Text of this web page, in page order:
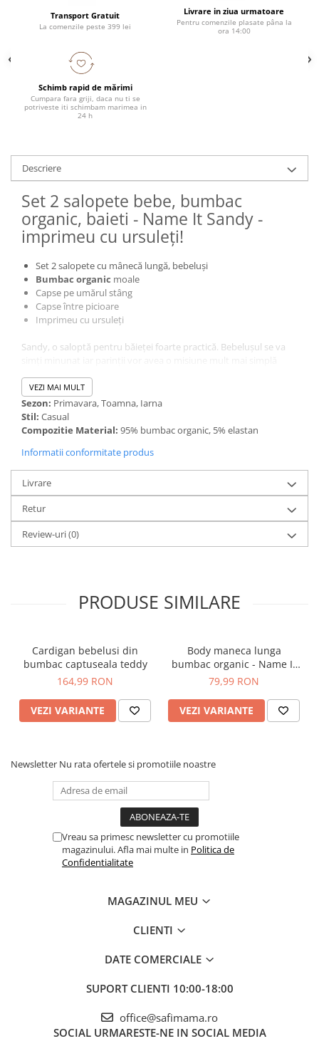
Transport Gratuit
La comenzile peste 399 lei
Livrare in ziua urmatoare
Pentru comenzile plasate pâna la
ora 14:00
Schimb rapid de mărimi
Cumpara fara griji, daca nu ti se
potriveste iti schimbam marimea in
24 h
Descriere
Set 2 salopete bebe, bumbac
organic, baieti - Name It Sandy -
imprimeu cu ursuleți!
Set 2 salopete cu mânecă lungă, bebeluși
Bumbac organic moale
Capse pe umărul stâng
Capse între picioare
Imprimeu cu ursuleți
Sandy, o saloptă pentru băieței foarte practică. Bebelușul se va
piciorușe. Pe umăr are prevăzute capse pentru a ușura
îmbrăcarea.
VEZI MAI MULT
Sezon: Primavara, Toamna, Iarna
Stil: Casual
Compozitie Material: 95% bumbac organic, 5% elastan
Informatii conformitate produs
Livrare
Retur
Review-uri(0)
PRODUSE SIMILARE
Cardigan bebelusi din
bumbac captuseala teddy
164,99 RON
VEZI VARIANTE
Body maneca lunga
bumbac organic - Name It
Nillo
79,99 RON
VEZI VARIANTE
Newsletter Nu rata ofertele si promotiile noastre
Vreau sa primesc newsletter cu promotiile
magazinului. Afla mai multe in Politica de
Confidentialitate
MAGAZINUL MEU
CLIENTI
DATE COMERCIALE
SUPORT CLIENTI 10:00-18:00
office@safimama.ro
SOCIAL URMARESTE-NE IN SOCIAL MEDIA